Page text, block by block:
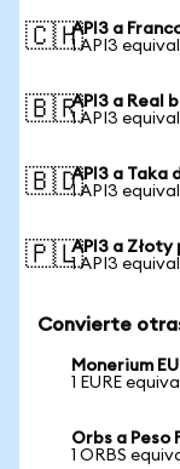
🇨🇭API3 a
1 API3
🇧🇷API3 a Real
1 API3
🇧🇩API3 a Taka
1 API3
🇵🇱API3 a Złoty
1 API3
Convierte
Monerium
1 EURE
Orbs a Peso
1 ORBS